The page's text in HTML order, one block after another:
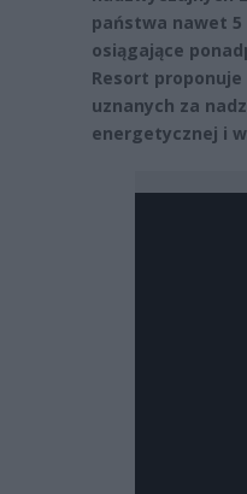
państwa nawet 5
osiągające
Resort
uznanych za
energetycznej i